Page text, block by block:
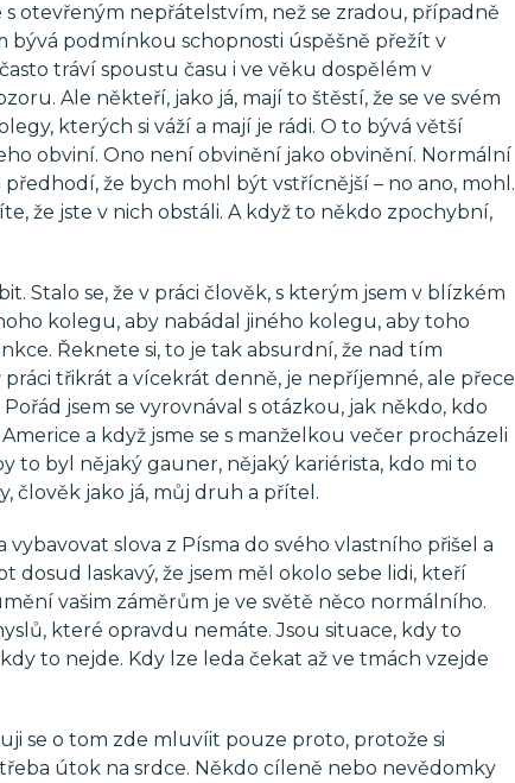
otevřeným nepřátelstvím, než se zradou, případně
bývá podmínkou schopnosti úspěšně přežít v
tráví spoustu času i ve věku dospělém v
Ale někteří, jako já, mají to štěstí, že se ve svém
kterých si váží a mají je rádi. O to bývá větší
obviní. Ono není obvinění jako obvinění. Normální
že bych mohl být vstřícnější – no ano, mohl.
že jste v nich obstáli. A když to někdo zpochybní,
Stalo se, že v práci člověk, s kterým jsem v blízkém
kolegu, aby nabádal jiného kolegu, aby toho
Řeknete si, to je tak absurdní, že nad tím
třikrát a vícekrát denně, je nepříjemné, ale přece
jsem se vyrovnával s otázkou, jak někdo, kdo
a když jsme se s manželkou večer procházeli
to byl nějaký gauner, nějaký kariérista, kdo mi to
člověk jako já, můj druh a přítel.
slova z Písma do svého vlastního přišel a
dosud laskavý, že jsem měl okolo sebe lidi, kteří
vašim záměrům je ve světě něco normálního.
které opravdu nemáte. Jsou situace, kdy to
to nejde. Kdy lze leda čekat až ve tmách vzejde
se o tom zde mluvíit pouze proto, protože si
útok na srdce. Někdo cíleně nebo nevědomky